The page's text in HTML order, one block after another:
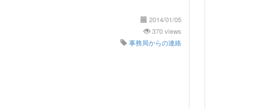
2014/01/05
370 views
事務局からの連絡